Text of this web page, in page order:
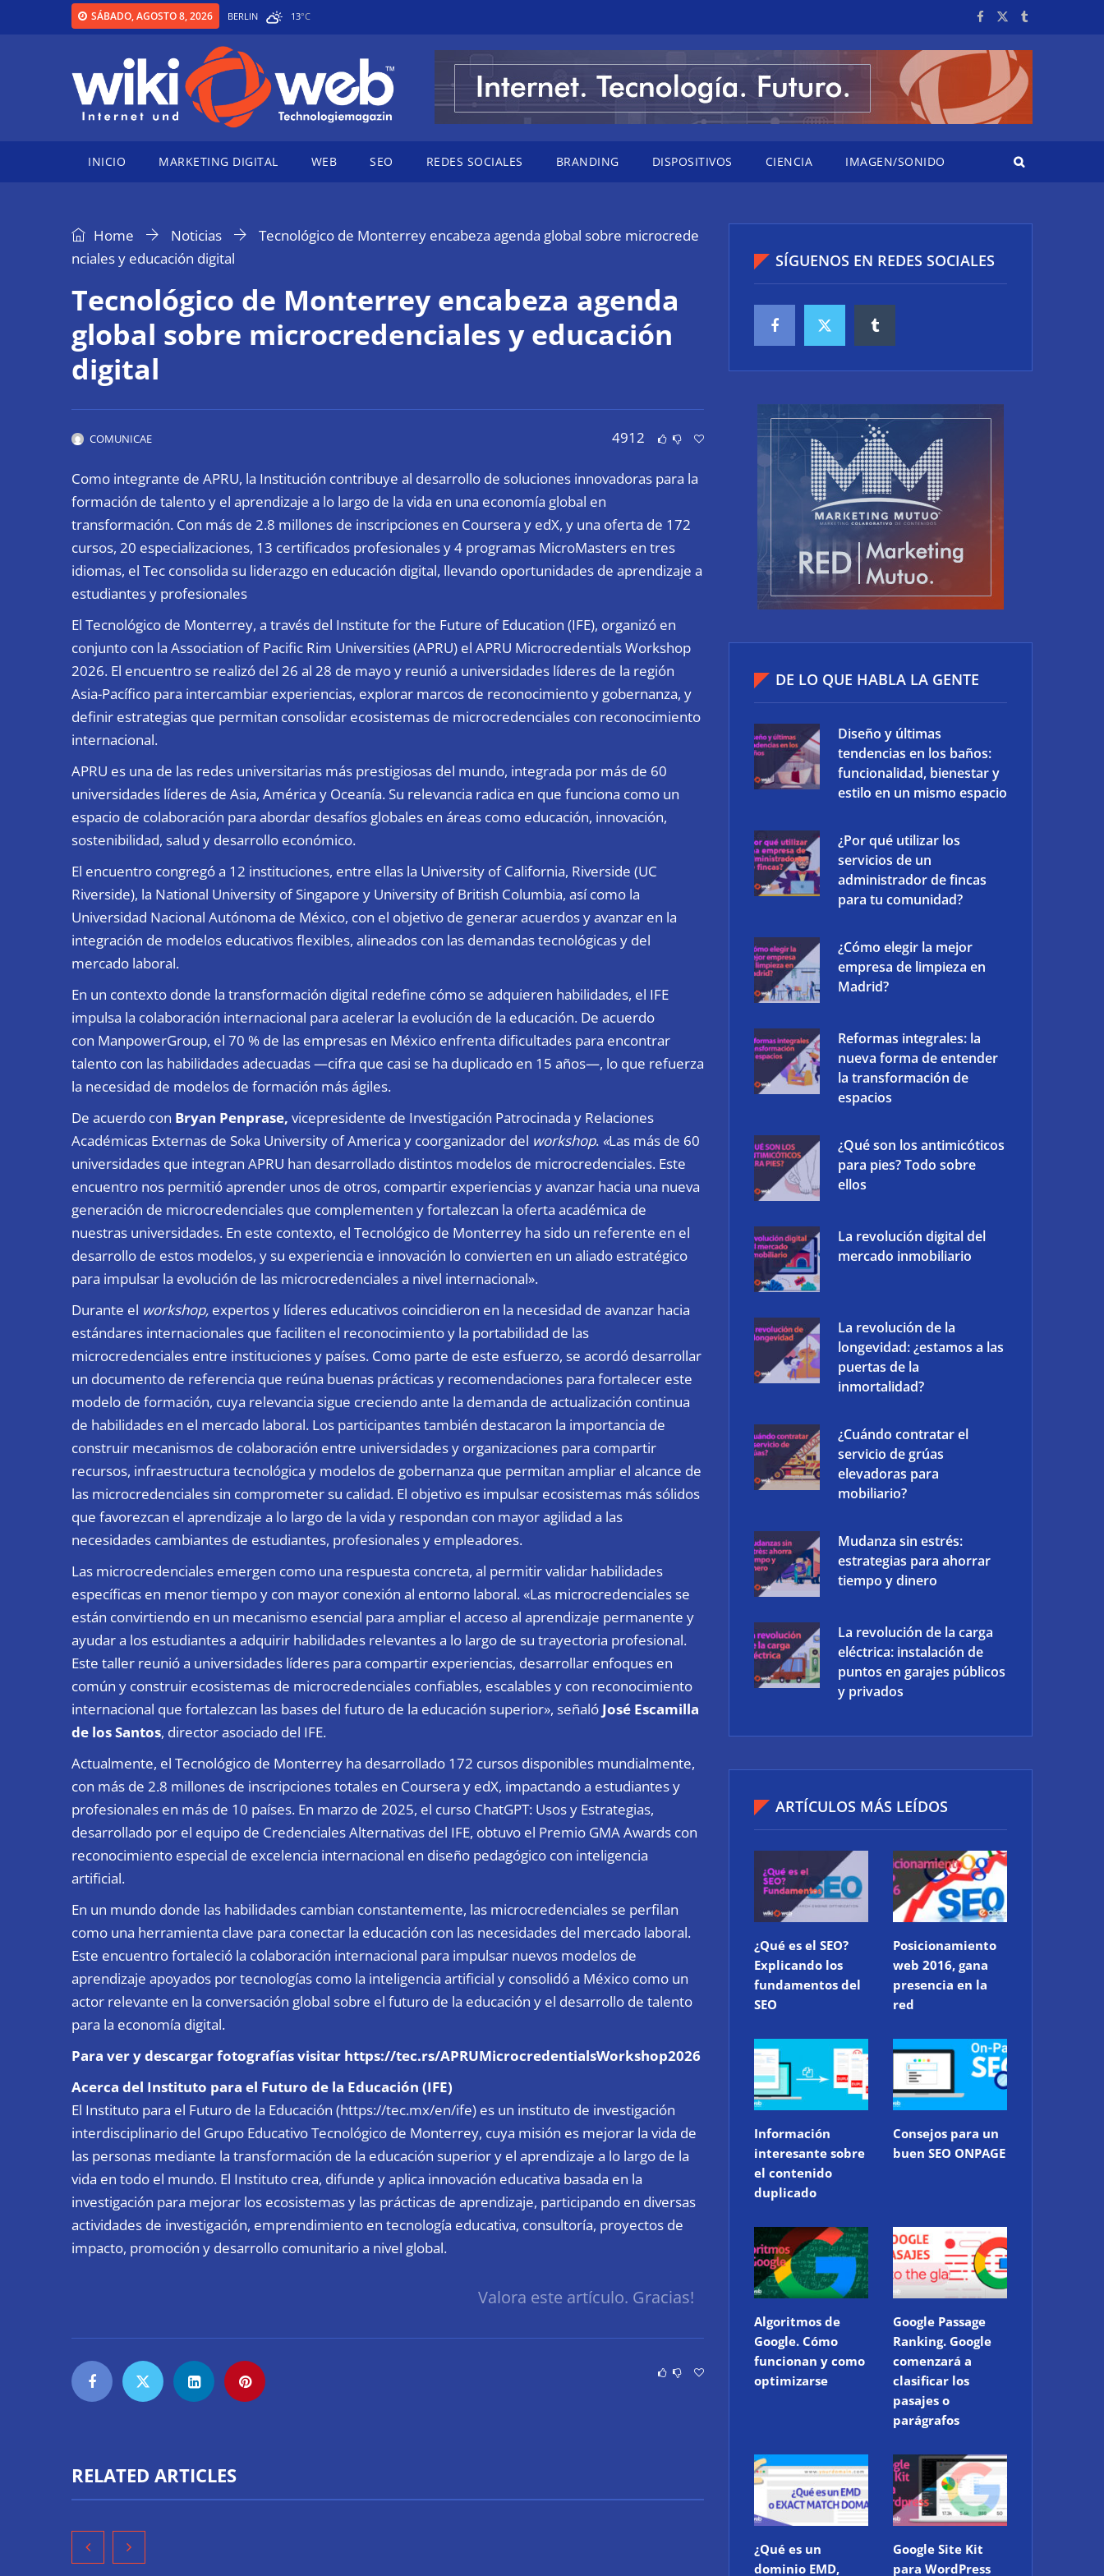
SÁBADO, AGOSTO 8, 2026 BERLIN 13°C
INICIO MARKETING DIGITAL WEB SEO REDES SOCIALES BRANDING DISPOSITIVOS CIENCIA IMAGEN/SONIDO
Home Noticias
Tecnológico de Monterrey encabeza agenda global sobre microcrede
nciales y educación digital
Tecnológico de Monterrey encabeza agenda
global sobre microcredenciales y educación
digital
COMUNICAE 4912
Como integrante de APRU, la Institución contribuye al desarrollo de soluciones innovadoras para la
formación de talento y el aprendizaje a lo largo de la vida en una economía global en
transformación. Con más de 2.8 millones de inscripciones en Coursera y edX, y una oferta de 172
cursos, 20 especializaciones, 13 certificados profesionales y 4 programas MicroMasters en tres
idiomas, el Tec consolida su liderazgo en educación digital, llevando oportunidades de aprendizaje a
estudiantes y profesionales
El Tecnológico de Monterrey, a través del Institute for the Future of Education (IFE), organizó en
conjunto con la Association of Pacific Rim Universities (APRU) el APRU Microcredentials Workshop
2026. El encuentro se realizó del 26 al 28 de mayo y reunió a universidades líderes de la región
Asia-Pacífico para intercambiar experiencias, explorar marcos de reconocimiento y gobernanza, y
definir estrategias que permitan consolidar ecosistemas de microcredenciales con reconocimiento
internacional.
APRU es una de las redes universitarias más prestigiosas del mundo, integrada por más de 60
universidades líderes de Asia, América y Oceanía. Su relevancia radica en que funciona como un
espacio de colaboración para abordar desafíos globales en áreas como educación, innovación,
sostenibilidad, salud y desarrollo económico.
El encuentro congregó a 12 instituciones, entre ellas la University of California, Riverside (UC
Riverside), la National University of Singapore y University of British Columbia, así como la
Universidad Nacional Autónoma de México, con el objetivo de generar acuerdos y avanzar en la
integración de modelos educativos flexibles, alineados con las demandas tecnológicas y del
mercado laboral.
En un contexto donde la transformación digital redefine cómo se adquieren habilidades, el IFE
impulsa la colaboración internacional para acelerar la evolución de la educación. De acuerdo
con ManpowerGroup, el 70 % de las empresas en México enfrenta dificultades para encontrar
talento con las habilidades adecuadas —cifra que casi se ha duplicado en 15 años—, lo que refuerza
la necesidad de modelos de formación más ágiles.
De acuerdo con Bryan Penprase, vicepresidente de Investigación Patrocinada y Relaciones
Académicas Externas de Soka University of America y coorganizador del workshop. «Las más de 60
universidades que integran APRU han desarrollado distintos modelos de microcredenciales. Este
encuentro nos permitió aprender unos de otros, compartir experiencias y avanzar hacia una nueva
generación de microcredenciales que complementen y fortalezcan la oferta académica de
nuestras universidades. En este contexto, el Tecnológico de Monterrey ha sido un referente en el
desarrollo de estos modelos, y su experiencia e innovación lo convierten en un aliado estratégico
para impulsar la evolución de las microcredenciales a nivel internacional».
Durante el workshop, expertos y líderes educativos coincidieron en la necesidad de avanzar hacia
estándares internacionales que faciliten el reconocimiento y la portabilidad de las
microcredenciales entre instituciones y países. Como parte de este esfuerzo, se acordó desarrollar
un documento de referencia que reúna buenas prácticas y recomendaciones para fortalecer este
modelo de formación, cuya relevancia sigue creciendo ante la demanda de actualización continua
de habilidades en el mercado laboral. Los participantes también destacaron la importancia de
construir mecanismos de colaboración entre universidades y organizaciones para compartir
recursos, infraestructura tecnológica y modelos de gobernanza que permitan ampliar el alcance de
las microcredenciales sin comprometer su calidad. El objetivo es impulsar ecosistemas más sólidos
que favorezcan el aprendizaje a lo largo de la vida y respondan con mayor agilidad a las
necesidades cambiantes de estudiantes, profesionales y empleadores.
Las microcredenciales emergen como una respuesta concreta, al permitir validar habilidades
específicas en menor tiempo y con mayor conexión al entorno laboral. «Las microcredenciales se
están convirtiendo en un mecanismo esencial para ampliar el acceso al aprendizaje permanente y
ayudar a los estudiantes a adquirir habilidades relevantes a lo largo de su trayectoria profesional.
Este taller reunió a universidades líderes para compartir experiencias, desarrollar enfoques en
común y construir ecosistemas de microcredenciales confiables, escalables y con reconocimiento
internacional que fortalezcan las bases del futuro de la educación superior», señaló José Escamilla
de los Santos, director asociado del IFE.
Actualmente, el Tecnológico de Monterrey ha desarrollado 172 cursos disponibles mundialmente,
con más de 2.8 millones de inscripciones totales en Coursera y edX, impactando a estudiantes y
profesionales en más de 10 países. En marzo de 2025, el curso ChatGPT: Usos y Estrategias,
desarrollado por el equipo de Credenciales Alternativas del IFE, obtuvo el Premio GMA Awards con
reconocimiento especial de excelencia internacional en diseño pedagógico con inteligencia
artificial.
En un mundo donde las habilidades cambian constantemente, las microcredenciales se perfilan
como una herramienta clave para conectar la educación con las necesidades del mercado laboral.
Este encuentro fortaleció la colaboración internacional para impulsar nuevos modelos de
aprendizaje apoyados por tecnologías como la inteligencia artificial y consolidó a México como un
actor relevante en la conversación global sobre el futuro de la educación y el desarrollo de talento
para la economía digital.
Para ver y descargar fotografías visitar https://tec.rs/APRUMicrocredentialsWorkshop2026
Acerca del Instituto para el Futuro de la Educación (IFE)
El Instituto para el Futuro de la Educación (https://tec.mx/en/ife) es un instituto de investigación
interdisciplinario del Grupo Educativo Tecnológico de Monterrey, cuya misión es mejorar la vida de
las personas mediante la transformación de la educación superior y el aprendizaje a lo largo de la
vida en todo el mundo. El Instituto crea, difunde y aplica innovación educativa basada en la
investigación para mejorar los ecosistemas y las prácticas de aprendizaje, participando en diversas
actividades de investigación, emprendimiento en tecnología educativa, consultoría, proyectos de
impacto, promoción y desarrollo comunitario a nivel global.
Valora este artículo. Gracias!
RELATED ARTICLES
‘El ransomware se puede
vencer. No pagues el rescate’:
SÍGUENOS EN REDES SOCIALES
DE LO QUE HABLA LA GENTE
Diseño y últimas
tendencias en los baños:
funcionalidad, bienestar y
estilo en un mismo espacio
¿Por qué utilizar los
servicios de un
administrador de fincas
para tu comunidad?
¿Cómo elegir la mejor
empresa de limpieza en
Madrid?
Reformas integrales: la
nueva forma de entender
la transformación de
espacios
¿Qué son los antimicóticos
para pies? Todo sobre
ellos
La revolución digital del
mercado inmobiliario
La revolución de la
longevidad: ¿estamos a las
puertas de la
inmortalidad?
¿Cuándo contratar el
servicio de grúas
elevadoras para
mobiliario?
Mudanza sin estrés:
estrategias para ahorrar
tiempo y dinero
La revolución de la carga
eléctrica: instalación de
puntos en garajes públicos
y privados
ARTÍCULOS MÁS LEÍDOS
¿Qué es el SEO?
Explicando los
fundamentos del
SEO
Posicionamiento
web 2016, gana
presencia en la
red
Información
interesante sobre
el contenido
duplicado
Consejos para un
buen SEO ONPAGE
Algoritmos de
Google. Cómo
funcionan y como
optimizarse
Google Passage
Ranking. Google
comenzará a
clasificar los
pasajes o
parágrafos
¿Qué es un
dominio EMD,
Google Site Kit
para WordPress